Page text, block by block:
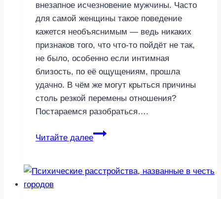
внезапное исчезновение мужчины. Часто
для самой женщины такое поведение
кажется необъяснимым — ведь никаких
признаков того, что что-то пойдёт не так,
не было, особенно если интимная
близость, по её ощущениям, прошла
удачно. В чём же могут крыться причины
столь резкой перемены отношения?
Постараемся разобраться….
Читайте далее
Причины,
резко